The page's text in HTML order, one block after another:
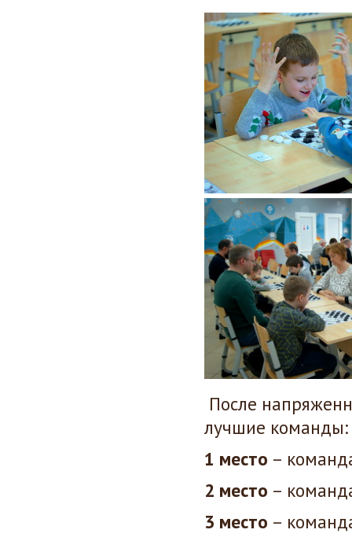
После
лучшие команды:
1 место –
2 место –
3 место –